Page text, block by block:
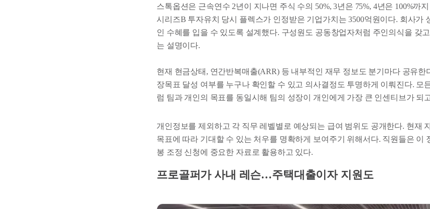
스톡옵션은 근속연수 2년이 지나면 주식 수의 50%, 3년은 75%, 4년은 100%까
시리즈B 투자유치 당시 플렉스가 인정받은 기업가치는 3500억원이다. 회사가
인 수혜를 입을 수 있도록 설계했다. 구성원도 공동창업자처럼 주인의식을 갖
는 설명이다.
현재 현금상태, 연간반복매출(ARR) 등 내부적인 재무 정보도 분기마다 공유한
장목표 달성 여부를 누구나 확인할 수 있고 의사결정도 투명하게 이뤄진다. 모
럼 팀과 개인의 목표를 동일시해 팀의 성장이 개인에게 가장 큰 인센티브가 되
개인정보를 제외하고 각 직무 레벨별로 예상되는 급여 범위도 공개한다. 현재
목표에 따라 기대할 수 있는 처우를 명확하게 보여주기 위해서다. 직원들은 이
봉 조정 신청에 중요한 자료로 활용하고 있다.
프로골퍼가 사내 레슨…주택대출이자 지원도